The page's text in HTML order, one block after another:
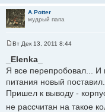
A.Potter
мудрый папа
о
о
б
е
н
и
е
Вт Дек 13, 2011 8:44
_Elenka_
Я все перепробовал... И
питания новый поставил.
Пришел к выводу -
не рассчитан на такое